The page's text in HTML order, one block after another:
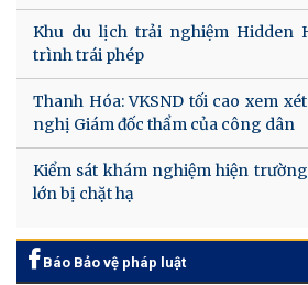
Khu du lịch trải nghiệm Hidden
trình trái phép
Thanh Hóa: VKSND tối cao xem
nghị Giám đốc thẩm của công dân
Kiểm sát khám nghiệm hiện
lớn bị chặt hạ
Báo Bảo vệ pháp luật